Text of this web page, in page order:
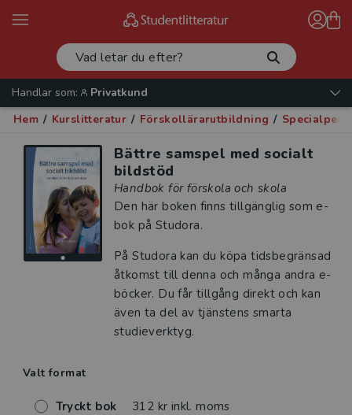
Handlar som:
Privatkund
Hem / Kurslitteratur / Förskollärarutbildning /
Bättre samspel med socialt
bildstöd
Handbok för förskola och skola
Den här boken finns tillgänglig som e-
bok på Studora.
På Studora kan du köpa tidsbegränsad
åtkomst till denna och många andra e-
böcker. Du får tillgång direkt och kan
även ta del av tjänstens smarta
studieverktyg.
Valt format
Tryckt bok 312 kr inkl. moms